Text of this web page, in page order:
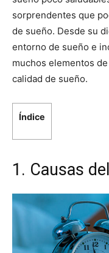
sorprendentes que
de sueño. Desde su
entorno de sueño e
muchos elementos
calidad de sueño.
Índice
1. Causas